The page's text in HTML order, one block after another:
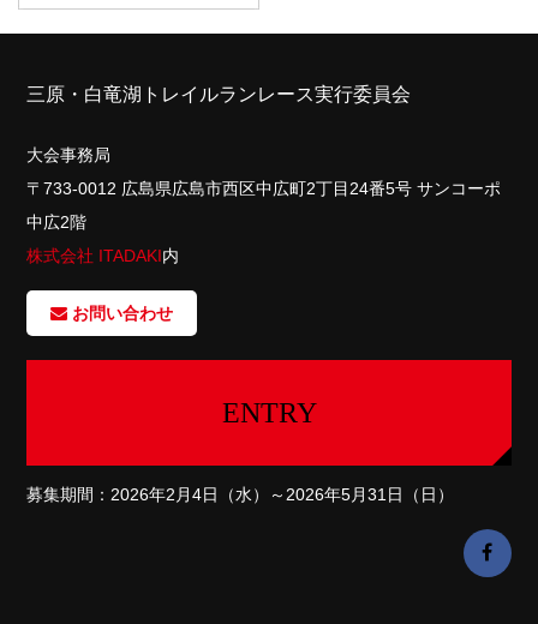
三原・白竜湖トレイルランレース実行委員会
大会事務局
〒733-0012 広島県広島市西区中広町2丁目24番5号 サンコーポ
中広2階
株式会社 ITADAKI内
お問い合わせ
ENTRY
募集期間：2026年2月4日（水）～2026年5月31日（日）